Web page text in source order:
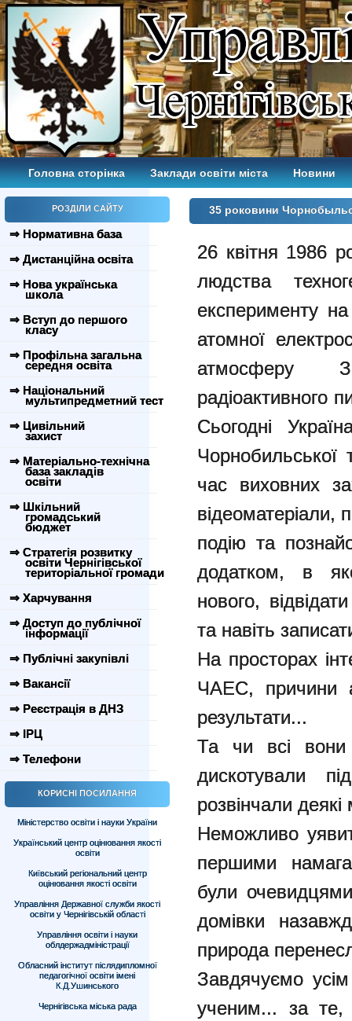
Головна сторінка Заклади освіти міста Новини
РОЗДІЛИ САЙТУ
⇒ Нормативна база
⇒ Дистанційна освіта
⇒ Нова українська
школа
⇒ Вступ до першого
класу
⇒ Профільна загальна
середня освіта
⇒ Національний
мультипредметний тест
⇒ Цивільний
захист
⇒ Матеріально-технічна
база закладів
освіти
⇒ Шкільний
громадський
бюджет
⇒ Стратегія розвитку
освіти Чернігівської
територіальної громади
⇒ Харчування
⇒ Доступ до публічної
інформації
⇒ Публічні закупівлі
⇒ Вакансії
⇒ Реєстрація в ДНЗ
⇒ ІРЦ
⇒ Телефони
КОРИСНІ ПОСИЛАННЯ
Міністерство освіти і науки України
Український центр оцінювання якості
освіти
Київський регіональний центр
оцінювання якості освіти
Управління Державної служби якості
освіти у Чернігівській області
Управління освіти і науки
облдержадміністрації
Обласний інститут післядипломної
педагогічної освіти імені
К.Д.Ушинського
Чернігівська міська рада
35 роковини
26 квітня 1986
людства
експерименту
атомної
атмосферу
радіоактивного
Сьогодні
Чорнобильської
час виховних
відеоматеріали,
подію та
додатком, в
нового,
та навіть
На просторах
ЧАЕС, причини
результати...
Та чи всі
дискотували
розвінчали
Неможливо
першими
були
домівки
природа
Завдячуємо
ученим... за